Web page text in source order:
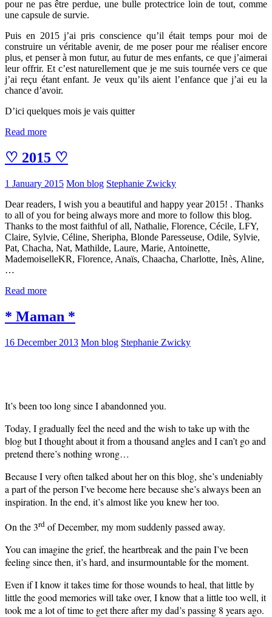
pour ne pas être perdue, une bulle protectrice loin de tout, comme
une capsule de survie.
Puis en 2015 j’ai pris conscience qu’il était temps pour moi de
construire un véritable avenir, de me poser pour me réaliser encore
plus, et penser à mon futur, au futur de mes enfants, ce que j’aimerai
leur offrir. Et c’est naturellement que je me suis tournée vers ce que
j’ai reçu étant enfant. Je veux qu’ils aient l’enfance que j’ai eu la
chance d’avoir.
D’ici quelques mois je vais quitter
Read more
♡ 2015 ♡
1 January 2015 Mon blog Stephanie Zwicky
Dear readers, I wish you a beautiful and happy year 2015! . Thanks
to all of you for being always more and more to follow this blog.
Thanks to the most faithful of all, Nathalie, Florence, Cécile, LFY,
Claire, Sylvie, Céline, Sheripha, Blonde Paresseuse, Odile, Sylvie,
Pat, Chacha, Nat, Mathilde, Laure, Marie, Antoinette,
MademoiselleKR, Florence, Anaïs, Chaacha, Charlotte, Inès, Aline,
…
Read more
* Maman *
16 December 2013 Mon blog Stephanie Zwicky
It’s been too long since I abandonned you.
Today, I gradually feel the need and the wish to take up with the
blog but I thought about it from a thousand angles and I can’t go and
pretend there’s nothing wrong…
Because I very often talked about her on this blog, she’s undeniably
a part of the person I’ve become here because she’s always been an
inspiration. In the end, it’s almost like you knew her too.
On the 3rd of December, my mom suddenly passed away.
You can imagine the grief, the heartbreak and the pain I’ve been
feeling since then, it’s hard, and insurmountable for the moment.
Even if I know it takes time for those wounds to heal, that little by
little the good memories will take over, I know that a little too well, it
took me a lot of time to get there after my dad’s passing 8 years ago.